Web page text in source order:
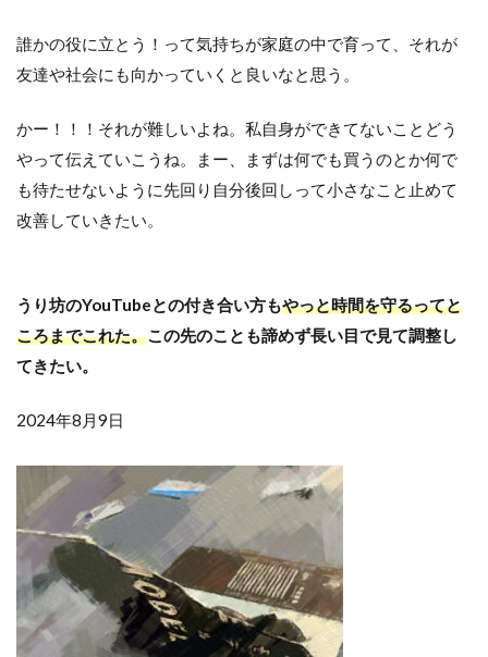
誰かの役に立とう！って気持ちが家庭の中で育って、それが
友達や社会にも向かっていくと良いなと思う。
かー！！！それが難しいよね。私自身ができてないことどう
やって伝えていこうね。まー、まずは何でも買うのとか何で
も待たせないように先回り自分後回しって小さなこと止めて
改善していきたい。
うり坊のYouTubeとの付き合い方もやっと時間を守るってと
ころまでこれた。この先のことも諦めず長い目で見て調整し
てきたい。
2024年8月9日